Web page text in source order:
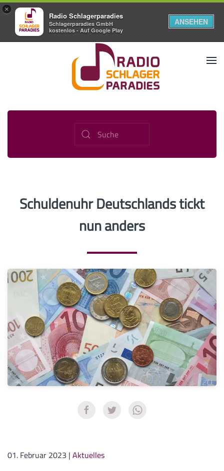
×
Radio Schlagerparadies
Schlagerparadies GmbH
kostenlos - Auf Google Play
ANSEHEN
Schuldenuhr Deutschlands tickt
nun anders
01. Februar 2023 | Aktuelles